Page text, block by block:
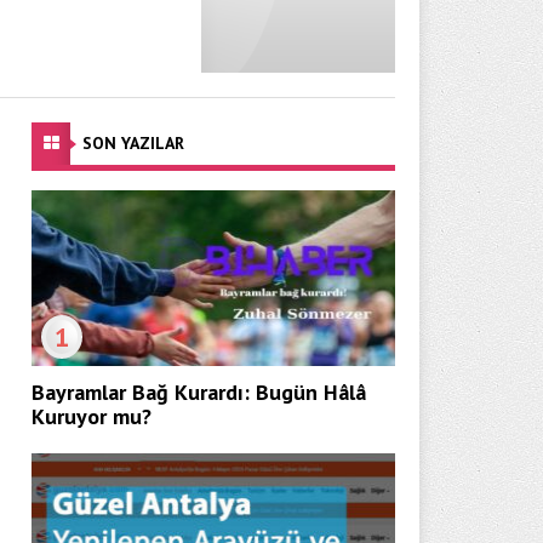
SON YAZILAR
1
Bayramlar Bağ Kurardı: Bugün Hâlâ
Kuruyor mu?